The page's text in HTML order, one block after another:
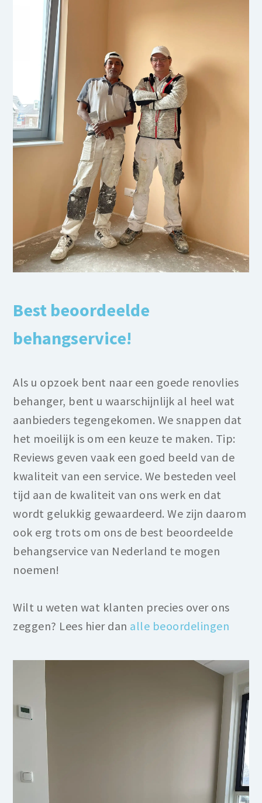
Best beoordeelde
behangservice!
Als u opzoek bent naar een goede renovlies
behanger, bent u waarschijnlijk al heel wat
aanbieders tegengekomen. We snappen dat
het moeilijk is om een keuze te maken. Tip:
Reviews geven vaak een goed beeld van de
kwaliteit van een service. We besteden veel
tijd aan de kwaliteit van ons werk en dat
wordt gelukkig gewaardeerd. We zijn daarom
ook erg trots om ons de best beoordeelde
behangservice van Nederland te mogen
noemen!
Wilt u weten wat klanten precies over ons
zeggen? Lees hier dan alle beoordelingen